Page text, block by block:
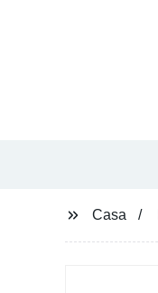
Casa